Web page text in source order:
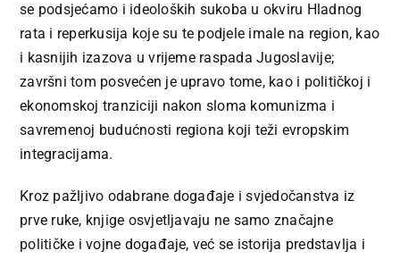
se podsjećamo i ideoloških sukoba u okviru Hladnog
rata i reperkusija koje su te podjele imale na region, kao
i kasnijih izazova u vrijeme raspada Jugoslavije;
završni tom posvećen je upravo tome, kao i političkoj i
ekonomskoj tranziciji nakon sloma komunizma i
savremenoj budućnosti regiona koji teži evropskim
integracijama.
Kroz pažljivo odabrane događaje i svjedočanstva iz
prve ruke, knjige osvjetljavaju ne samo značajne
političke i vojne događaje, već se istorija predstavlja i